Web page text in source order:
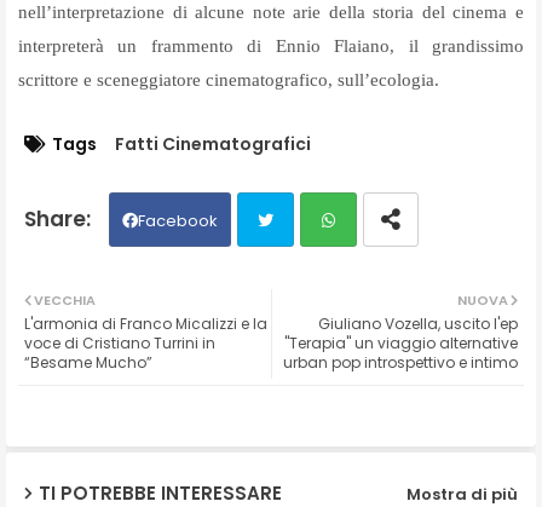
nell’interpretazione di alcune note arie della storia del cinema e
interpreterà un frammento di Ennio Flaiano, il grandissimo
scrittore e sceneggiatore cinematografico, sull’ecologia.
Tags Fatti Cinematografici
Facebook
ter ats
NUOVA
Giuliano Vozella, uscito l'ep
"Terapia" un viaggio alternative
urban pop introspettivo e intimo
VECCHIA
L'armonia di Franco Micalizzi e la
voce di Cristiano Turrini in
“Besame Mucho”
TI POTREBBE INTERESSARE Mostra di più